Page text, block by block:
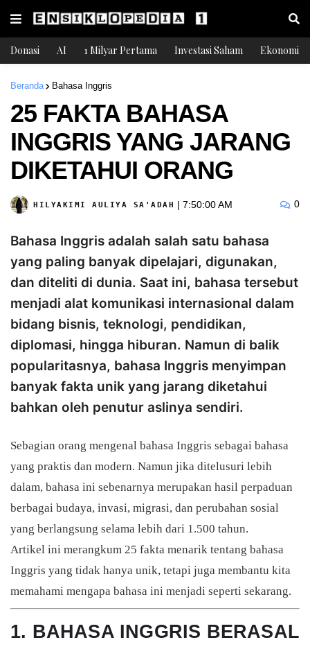
Donasi AI 1 Milyar Pertama Investasi Saham Ekonomi
Beranda Bahasa Inggris
25 FAKTA BAHASA
INGGRIS YANG JARANG
DIKETAHUI ORANG
HILYAKIMI AULIYA SA'ADAH | 7:50:00 AM 0
Bahasa Inggris adalah salah satu bahasa
yang paling banyak dipelajari, digunakan,
dan diteliti di dunia. Saat ini, bahasa tersebut
menjadi alat komunikasi internasional dalam
bidang bisnis, teknologi, pendidikan,
diplomasi, hingga hiburan. Namun di balik
popularitasnya, bahasa Inggris menyimpan
banyak fakta unik yang jarang diketahui
bahkan oleh penutur aslinya sendiri.
Sebagian orang mengenal bahasa Inggris sebagai bahasa
yang praktis dan modern. Namun jika ditelusuri lebih
dalam, bahasa ini sebenarnya merupakan hasil perpaduan
berbagai budaya, invasi, migrasi, dan perubahan sosial
yang berlangsung selama lebih dari 1.500 tahun.
Artikel ini merangkum 25 fakta menarik tentang bahasa
Inggris yang tidak hanya unik, tetapi juga membantu kita
memahami mengapa bahasa ini menjadi seperti sekarang.
1. BAHASA INGGRIS BERASAL